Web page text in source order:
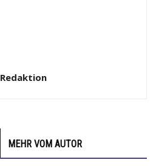
Redaktion
MEHR VOM AUTOR